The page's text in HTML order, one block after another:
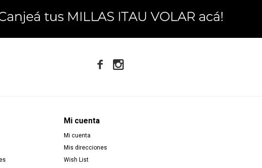
Mi cuenta
Mi cuenta
Mis direcciones
Wish List
 